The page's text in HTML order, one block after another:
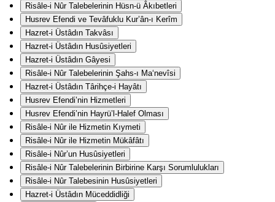
Risâle-i Nûr Talebelerinin Hüsn-ü Âkıbetleri
Husrev Efendi ve Tevâfuklu Kur’ân-ı Kerîm
Hazret-i Üstâdın Takvâsı
Hazret-i Üstâdın Husûsiyetleri
Hazret-i Üstâdın Gâyesi
Risâle-i Nûr Talebelerinin Şahs-ı Ma‘nevîsi
Hazret-i Üstâdın Târihçe-i Hayâtı
Husrev Efendi’nin Hizmetleri
Husrev Efendi’nin Hayrü’l-Halef Olması
Risâle-i Nûr ile Hizmetin Kıymeti
Risâle-i Nûr ile Hizmetin Mükâfâtı
Risâle-i Nûr’un Husûsiyetleri
Risâle-i Nûr Talebelerinin Birbirine Karşı Sorumlulukları
Risâle-i Nûr Talebesinin Husûsiyetleri
Hazret-i Üstâdın Müceddidliği